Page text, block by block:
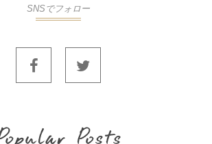
SNSでフォロー